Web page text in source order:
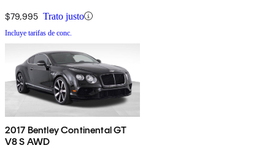
$79,995 Trato justo
Incluye tarifas de conc.
2017 Bentley Continental GT
V8 S AWD